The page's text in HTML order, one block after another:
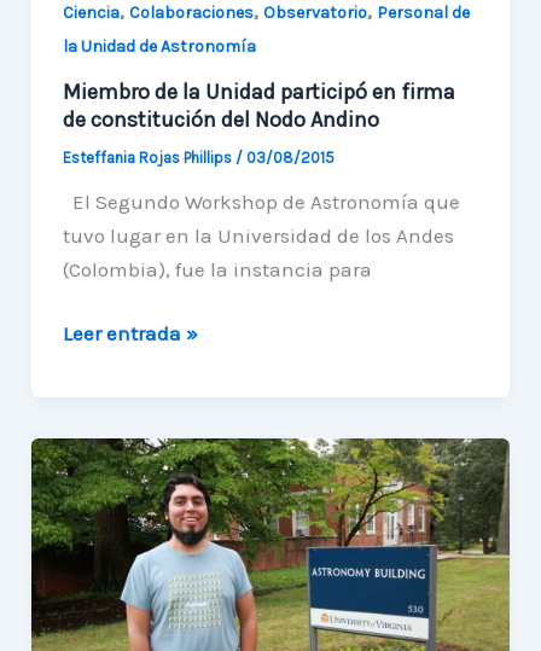
Hawaii
Ciencia, Colaboraciones, Observatorio, Personal de
la Unidad de Astronomía
Miembro de la Unidad participó en firma
de constitución del Nodo Andino
Esteffania Rojas Phillips / 03/08/2015
El Segundo Workshop de Astronomía que
tuvo lugar en la Universidad de los Andes
(Colombia), fue la instancia para
Miembro
Unidad
participó
en
firma
constitución
del
Leer entrada »